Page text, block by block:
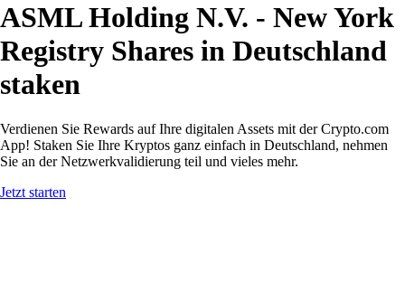
ASML Holding N.V. - New York
Registry Shares in Deutschland
staken
Verdienen Sie Rewards auf Ihre digitalen Assets mit der Crypto.com
App! Staken Sie Ihre Kryptos ganz einfach in Deutschland, nehmen
Sie an der Netzwerkvalidierung teil und vieles mehr.
Jetzt starten